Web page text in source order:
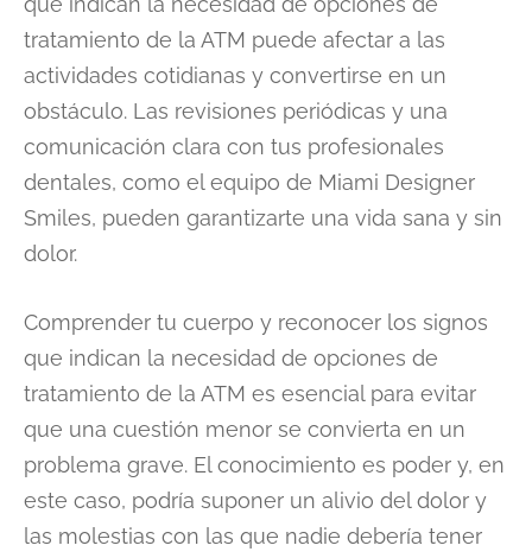
tratamiento de la ATM puede afectar a las
actividades cotidianas y convertirse en un
obstáculo. Las revisiones periódicas y una
comunicación clara con tus profesionales
dentales, como el equipo de Miami Designer
Smiles, pueden garantizarte una vida sana y sin
dolor.
Comprender tu cuerpo y reconocer los signos
que indican la necesidad de opciones de
tratamiento de la ATM es esencial para evitar
que una cuestión menor se convierta en un
problema grave. El conocimiento es poder y, en
este caso, podría suponer un alivio del dolor y
las molestias con las que nadie debería tener